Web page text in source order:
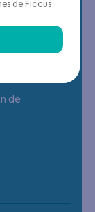
de
de Ficcus